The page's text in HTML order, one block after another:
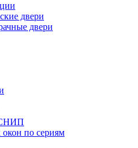
двери
двери
СНИП
по сериям